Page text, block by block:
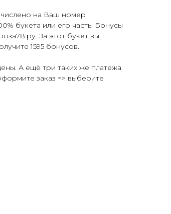
на Ваш номер
букета или его часть. Бонусы
За этот букет вы
1595 бонусов.
А ещё три таких же платежа
заказ => выберите